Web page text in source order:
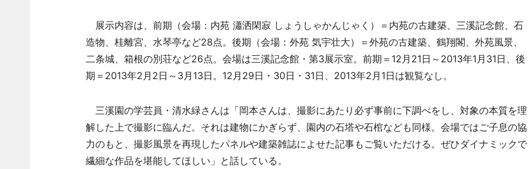
展示内容は、前期（会場：内苑 瀟洒閑寂 しょうしゃかんじゃく）＝内苑の古建築、三溪記念館、石
造物、桂離宮、水琴亭など28点。後期（会場：外苑 気宇壮大）＝外苑の古建築、鶴翔閣、外苑風景、
二条城、箱根の別荘など26点。会場は三溪記念館・第3展示室。前期＝12月21日～2013年1月31日、後
期＝2013年2月2日～3月13日。12月29日・30日・31日、2013年2月1日は観覧なし。
三溪園の学芸員・清水緑さんは「岡本さんは、撮影にあたり必ず事前に下調べをし、対象の本質を理
解した上で撮影に臨んだ。それは建物にかぎらず、園内の石塔や石棺なども同様。会場ではご子息の協
力のもと、撮影風景を再現したパネルや建築雑誌によせた記事もご覧いただける。ぜひダイナミックで
繊細な作品を堪能してほしい」と話している。